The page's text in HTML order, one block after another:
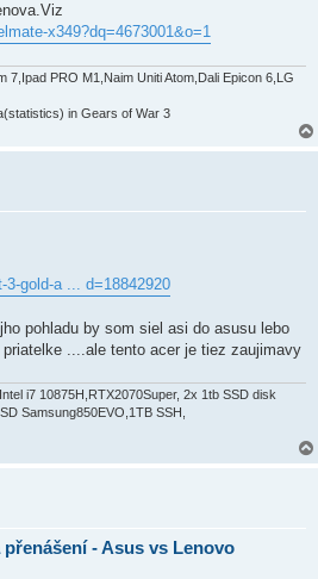
x349?dq=4673001&o=1
7,Ipad PRO M1,Naim Uniti Atom,Dali Epicon 6,LG
in Gears of War 3
gold-a ... d=18842920
pohladu by som siel asi do asusu lebo
....ale tento acer je tiez zaujimavy
i7 10875H,RTX2070Super, 2x 1tb SSD disk
Samsung850EVO,1TB SSH,
- Asus vs Lenovo